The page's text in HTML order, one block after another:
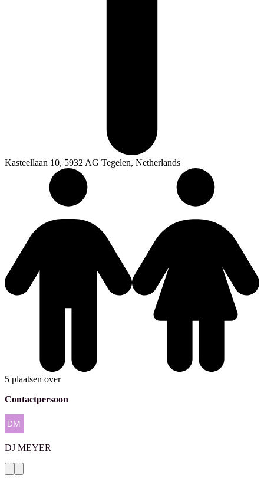
Kasteellaan 10, 5932 AG Tegelen, Netherlands
5 plaatsen over
Contactpersoon
DJ MEYER